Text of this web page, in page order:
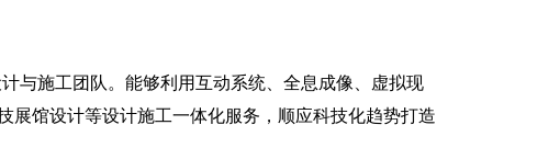
施工团队。能够利用互动系统、全息成像、虚拟现
展馆设计等设计施工一体化服务，顺应科技化趋势打造